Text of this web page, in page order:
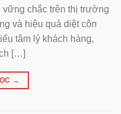
chắc trên thị trường
và hiệu quả diệt côn
tâm lý khách hàng,
[…]
→